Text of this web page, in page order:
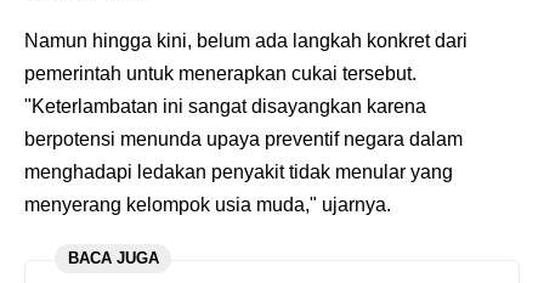
Namun hingga kini, belum ada langkah konkret dari
pemerintah untuk menerapkan cukai tersebut.
"Keterlambatan ini sangat disayangkan karena
berpotensi menunda upaya preventif negara dalam
menghadapi ledakan penyakit tidak menular yang
menyerang kelompok usia muda," ujarnya.
BACA JUGA